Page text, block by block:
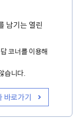
남기는 열린
코너를 이용해
습니다.
바로가기